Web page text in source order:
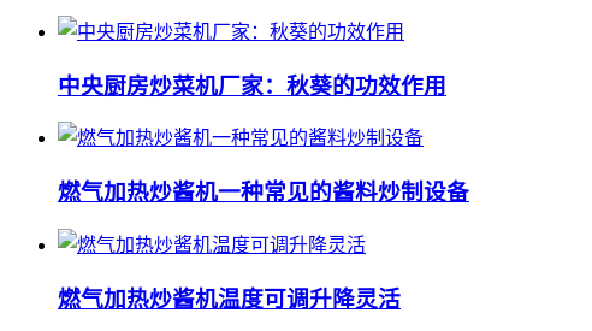
中央厨房炒菜机厂家：秋葵的功效作用
燃气加热炒酱机一种常见的酱料炒制设备
燃气加热炒酱机温度可调升降灵活